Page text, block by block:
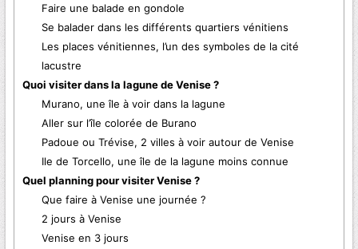
Faire une balade en gondole
Se balader dans les différents quartiers vénitiens
Les places vénitiennes, l’un des symboles de la cité
lacustre
Quoi visiter dans la lagune de Venise ?
Murano, une île à voir dans la lagune
Aller sur l’île colorée de Burano
Padoue ou Trévise, 2 villes à voir autour de Venise
Ile de Torcello, une île de la lagune moins connue
Quel planning pour visiter Venise ?
Que faire à Venise une journée ?
2 jours à Venise
Venise en 3 jours